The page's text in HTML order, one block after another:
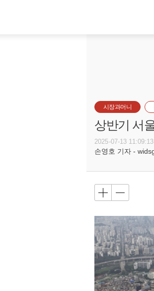
시장과머니
상반기 서
2025-07-13 11:09:13
손영호 기자 -